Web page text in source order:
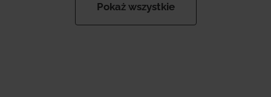
Pokaż wszystkie